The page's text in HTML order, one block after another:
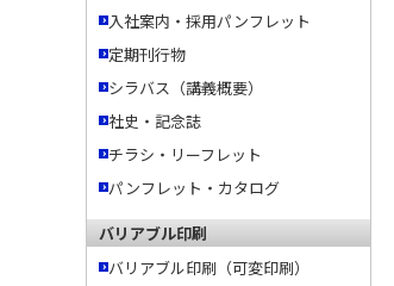
入社案内・採用パンフレット
定期刊行物
シラバス（講義概要）
社史・記念誌
チラシ・リーフレット
パンフレット・カタログ
バリアブル印刷
バリアブル印刷（可変印刷）